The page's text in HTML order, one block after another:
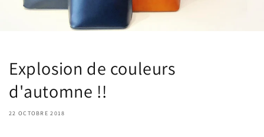
Explosion de couleurs
d'automne !!
22 OCTOBRE 2018